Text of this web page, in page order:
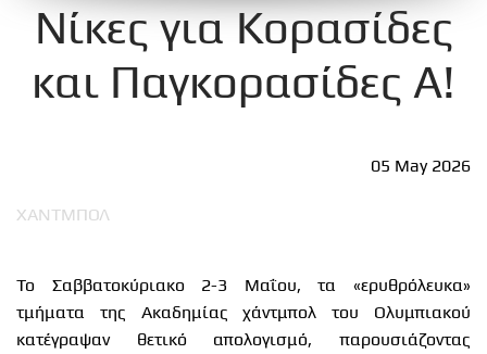
Νίκες για Κορασίδες
και Παγκορασίδες Α!
05 May 2026
ΧΑΝΤΜΠΟΛ
Το Σαββατοκύριακο 2-3 Μαΐου, τα «ερυθρόλευκα»
τμήματα της Ακαδημίας χάντμπολ του Ολυμπιακού
κατέγραψαν θετικό απολογισμό, παρουσιάζοντας